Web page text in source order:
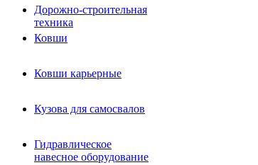
Гидравлическое навесное
оборудование
Гидробуры и шнеки
Вибротрамбовки
Дорожно-строительная
техника
Ковши
Ковши карьерные
Кузова для самосвалов
Гидравлическое
навесное оборудование